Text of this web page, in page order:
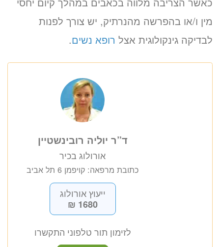
מין ו/או בהפרשה מהנרתיק, יש צורך לפנות
לבדיקה גינקולוגית אצל רופא נשים.
ד”ר יוליה רובינשטיין
כתובת מרפאה: קויפמן 6 תל אביב